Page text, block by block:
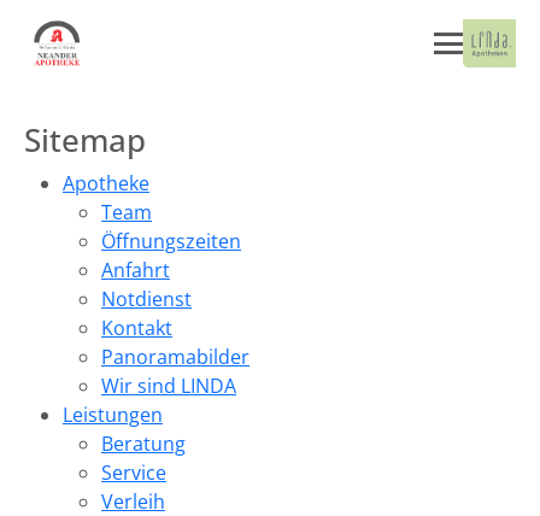
Sitemap
Apotheke
Team
Öffnungszeiten
Anfahrt
Notdienst
Kontakt
Panoramabilder
Wir sind LINDA
Leistungen
Beratung
Service
Verleih